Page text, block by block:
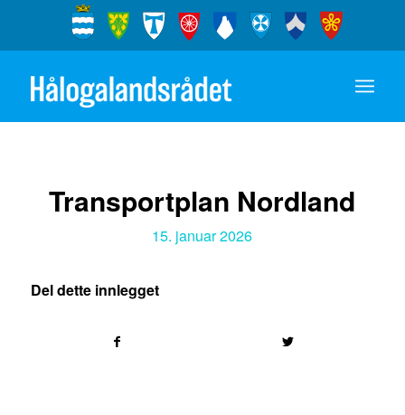
Transportplan Nordland
15. januar 2026
Del dette innlegget